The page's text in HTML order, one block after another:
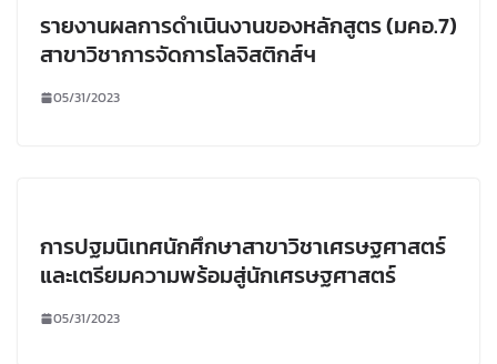
รายงานผลการดำเนินงานของหลักสูตร (มคอ.7)
สาขาวิชาการจัดการโลจิสติกส์ฯ
05/31/2023
การปฐมนิเทศนักศึกษาสาขาวิชาเศรษฐศาสตร์
และเตรียมความพร้อมสู่นักเศรษฐศาสตร์
05/31/2023